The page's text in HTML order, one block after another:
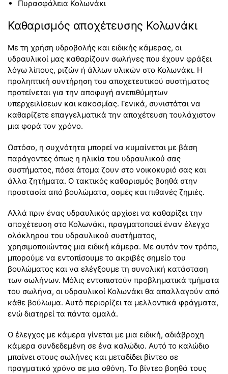
Πυρασφάλεια Κολωνάκι
Καθαρισμός αποχέτευσης Κολωνάκι
Με τη χρήση υδροβολής και ειδικής κάμερας, οι
υδραυλικοί μας καθαρίζουν σωλήνες που έχουν φράξει
λόγω λίπους, ριζών ή άλλων υλικών στο Κολωνάκι. Η
προληπτική συντήρηση του αποχετευτικού συστήματος
προτείνεται για την αποφυγή ανεπιθύμητων
υπερχειλίσεων και κακοσμίας. Γενικά, συνιστάται να
καθαρίζετε επαγγελματικά την αποχέτευση τουλάχιστον
μια φορά τον χρόνο.
Ωστόσο, η συχνότητα μπορεί να κυμαίνεται με βάση
παράγοντες όπως η ηλικία του υδραυλικού σας
συστήματος, πόσα άτομα ζουν στο νοικοκυριό σας και
άλλα ζητήματα. Ο τακτικός καθαρισμός βοηθά στην
προστασία από βουλώματα, οσμές και πιθανές ζημιές.
Αλλά πριν ένας υδραυλικός αρχίσει να καθαρίζει την
αποχέτευση στο Κολωνάκι, πραγματοποιεί έναν έλεγχο
ολόκληρου του υδραυλικού συστήματος,
χρησιμοποιώντας μια ειδική κάμερα. Με αυτόν τον τρόπο,
μπορούμε να εντοπίσουμε το ακριβές σημείο του
βουλώματος και να ελέγξουμε τη συνολική κατάσταση
των σωλήνων. Μόλις εντοπιστούν προβληματικά τμήματα
του σωλήνα, οι υδραυλικοί Κολωνάκι θα απαλλαγούν από
κάθε βούλωμα. Αυτό περιορίζει τα μελλοντικά φράγματα,
ενώ διατηρεί τα πάντα ομαλά.
Ο έλεγχος με κάμερα γίνεται με μια ειδική, αδιάβροχη
κάμερα συνδεδεμένη σε ένα καλώδιο. Αυτό το καλώδιο
μπαίνει στους σωλήνες και μεταδίδει βίντεο σε
πραγματικό χρόνο σε μια οθόνη. Το βίντεο βοηθά τους